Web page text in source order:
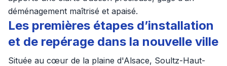
déménagement maîtrisé et apaisé.
Les premières étapes d’installation
et de repérage dans la nouvelle ville
Située au cœur de la plaine d'Alsace, Soultz-Haut-